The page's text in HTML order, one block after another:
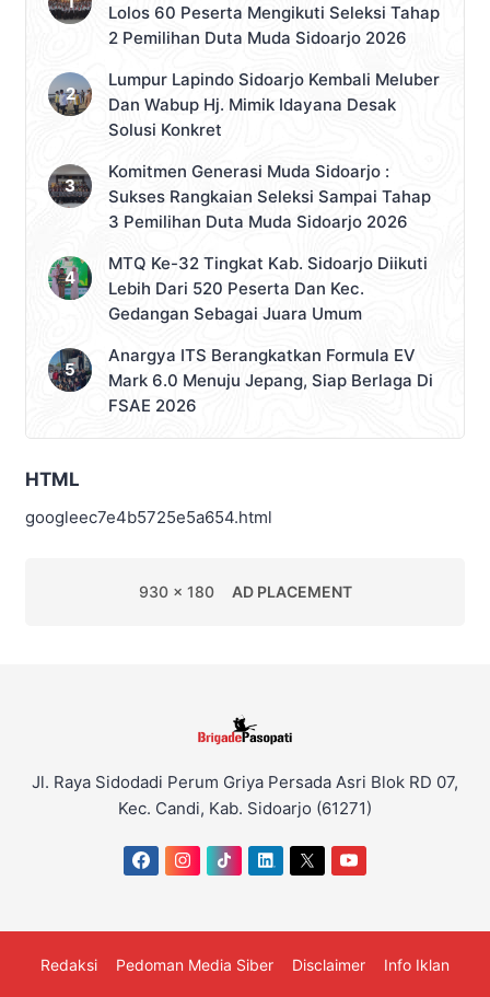
Lolos 60 Peserta Mengikuti Seleksi Tahap
2 Pemilihan Duta Muda Sidoarjo 2026
Lumpur Lapindo Sidoarjo Kembali Meluber
Dan Wabup Hj. Mimik Idayana Desak
Solusi Konkret
Komitmen Generasi Muda Sidoarjo :
Sukses Rangkaian Seleksi Sampai Tahap
3 Pemilihan Duta Muda Sidoarjo 2026
MTQ Ke-32 Tingkat Kab. Sidoarjo Diikuti
Lebih Dari 520 Peserta Dan Kec.
Gedangan Sebagai Juara Umum
Anargya ITS Berangkatkan Formula EV
Mark 6.0 Menuju Jepang, Siap Berlaga Di
FSAE 2026
HTML
googleec7e4b5725e5a654.html
930 x 180 AD PLACEMENT
Jl. Raya Sidodadi Perum Griya Persada Asri Blok RD 07,
Kec. Candi, Kab. Sidoarjo (61271)
Redaksi Pedoman Media Siber Disclaimer Info Iklan